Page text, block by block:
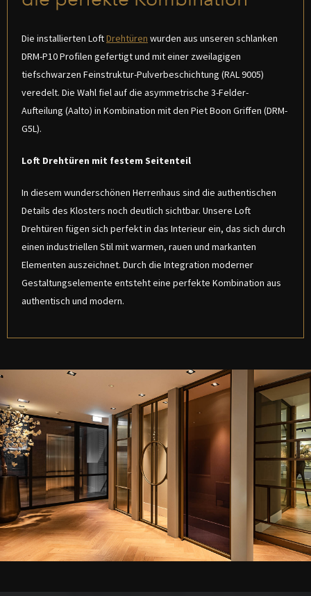
Die installierten LoftDrehtüren wurden aus unseren schlanken
DRM-P10 Profilen gefertigt und mit einer zweilagigen
tiefschwarzen Feinstruktur-Pulverbeschichtung (RAL 9005)
veredelt. Die Wahl fiel auf die asymmetrische 3-Felder-
Aufteilung (Aalto) in Kombination mit den Piet Boon Griffen (DRM-
G5L).
Loft Drehtüren mit festem Seitenteil
In diesem wunderschönen Herrenhaus sind die authentischen
Details des Klosters noch deutlich sichtbar. Unsere Loft
Drehtüren fügen sich perfekt in das Interieur ein, das sich durch
einen industriellen Stil mit warmen, rauen und markanten
Elementen auszeichnet. Durch die Integration moderner
Gestaltungselemente entsteht eine perfekte Kombination aus
authentisch und modern.